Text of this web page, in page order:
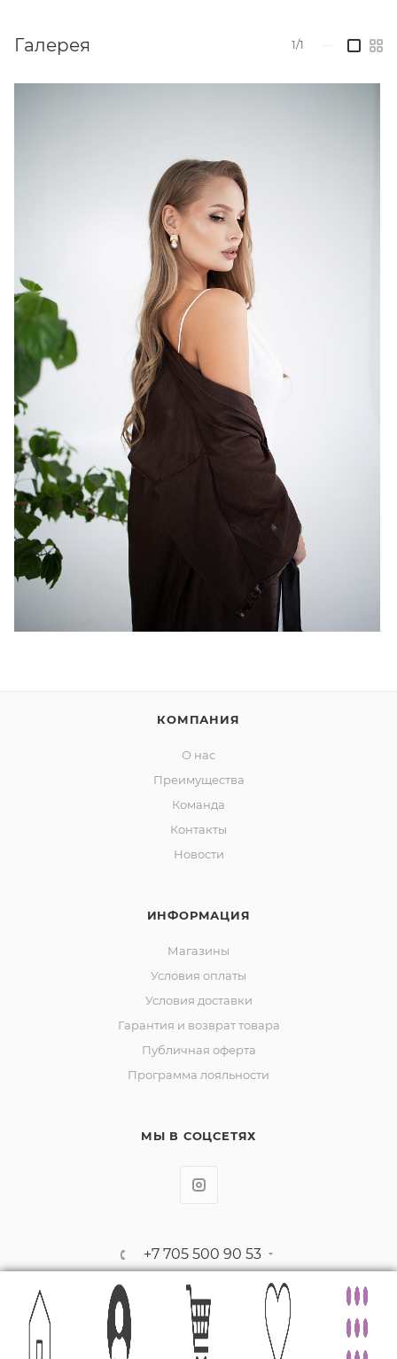
Галерея 1/1
КОМПАНИЯ
О нас
Преимущества
Команда
Контакты
Новости
ИНФОРМАЦИЯ
Магазины
Условия оплаты
Условия доставки
Гарантия и возврат товара
Публичная оферта
Программа лояльности
МЫ В СОЦСЕТЯХ
+7 705 500 90 53
la.donna_shop@mail.ru
г. Риддер, проспект
Независимости, д. 44